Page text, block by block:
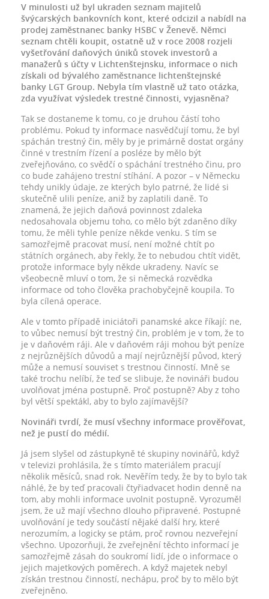
V minulosti už byl ukraden seznam majitelů
švýcarských bankovních kont, které odcizil a nabídl na
prodej zaměstnanec banky HSBC v Ženevě. Němci
seznam chtěli koupit, ostatně už v roce 2008 rozjeli
vyšetřování daňových úniků stovek investorů a
manažerů s účty v Lichtenštejnsku, informace o nich
získali od bývalého zaměstnance lichtenštejnské
banky LGT Group. Nebyla tím vlastně už tato otázka,
zda využívat výsledek trestné činnosti, vyjasněna?
Tak se dostaneme k tomu, co je druhou částí toho
problému. Pokud ty informace nasvědčují tomu, že byl
spáchán trestný čin, měly by je primárně dostat orgány
činné v trestním řízení a posléze by mělo být
zveřejňováno, co svědčí o spáchání trestného činu, pro
co bude zahájeno trestní stíhání. A pozor – v Německu
tehdy unikly údaje, ze kterých bylo patrné, že lidé si
skutečně ulili peníze, aniž by zaplatili daně. To
znamená, že jejich daňová povinnost zdaleka
nedosahovala objemu toho, co mělo být zdaněno díky
tomu, že měli tyhle peníze někde venku. S tím se
samozřejmě pracovat musí, není možné chtít po
státních orgánech, aby řekly, že to nebudou chtít vidět,
protože informace byly někde ukradeny. Navíc se
všeobecně mluví o tom, že si německá rozvědka
informace od toho člověka prachobyčejně koupila. To
byla cílená operace.
Ale v tomto případě iniciátoři panamské akce říkají: ne,
to vůbec nemusí být trestný čin, problém je v tom, že to
je v daňovém ráji. Ale v daňovém ráji mohou být peníze
z nejrůznějších důvodů a mají nejrůznější původ, který
může a nemusí souviset s trestnou činností. Mně se
také trochu nelíbí, že teď se slibuje, že novináři budou
uvolňovat jména postupně. Proč postupně? Aby z toho
byl větší spektákl, aby to bylo zajímavější?
Novináři tvrdí, že musí všechny informace prověřovat,
než je pustí do médií.
Já jsem slyšel od zástupkyně té skupiny novinářů, když
v televizi prohlásila, že s tímto materiálem pracují
několik měsíců, snad rok. Nevěřím tedy, že by to bylo tak
náhlé, že by teď pracovali čtyřiadvacet hodin denně na
tom, aby mohli informace uvolnit postupně. Vyrozuměl
jsem, že už mají všechno dlouho připravené. Postupné
uvolňování je tedy součástí nějaké další hry, které
nerozumím, a logicky se ptám, proč rovnou nezveřejní
všechno. Upozorňuji, že zveřejnění těchto informací je
samozřejmě zásah do soukromí lidí, jde o informace o
jejich majetkových poměrech. A když majetek nebyl
získán trestnou činností, nechápu, proč by to mělo být
zveřejněno.